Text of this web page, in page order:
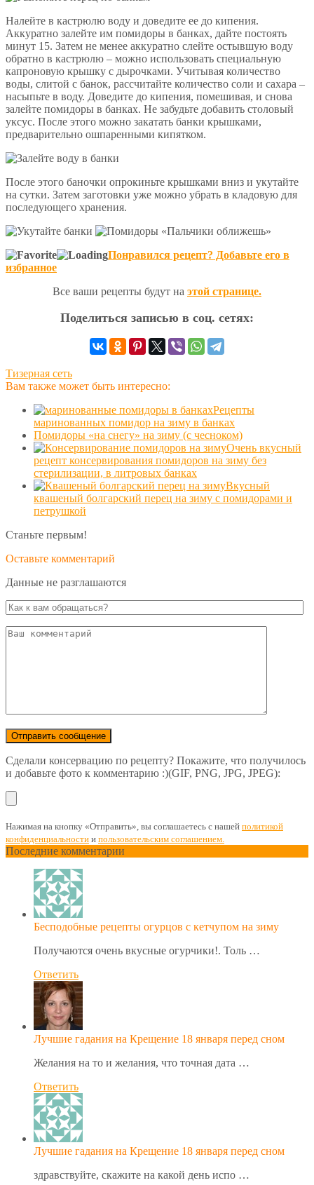
Налейте в кастрюлю воду и доведите ее до кипения.
Аккуратно залейте им помидоры в банках, дайте постоять
минут 15. Затем не менее аккуратно слейте остывшую воду
обратно в кастрюлю – можно использовать специальную
капроновую крышку с дырочками. Учитывая количество
воды, слитой с банок, рассчитайте количество соли и сахара –
насыпьте в воду. Доведите до кипения, помешивая, и снова
залейте помидоры в банках. Не забудьте добавить столовый
уксус. После этого можно закатать банки крышками,
предварительно ошпаренными кипятком.
После этого баночки опрокиньте крышками вниз и укутайте
на сутки. Затем заготовки уже можно убрать в кладовую для
последующего хранения.
Понравился рецепт? Добавьте его в
избранное
Все ваши рецепты будут на этой странице.
Поделиться записью в соц. сетях:
Тизерная сеть
Вам также может быть интересно:
Рецепты
маринованных помидор на зиму в банках
Помидоры «на снегу» на зиму (с чесноком)
Очень вкусный
рецепт консервирования помидоров на зиму без
стерилизации, в литровых банках
Вкусный
квашеный болгарский перец на зиму с помидорами и
петрушкой
Станьте первым!
Оставьте комментарий
Данные не разглашаются
Сделали консервацию по рецепту? Покажите, что получилось
и добавьте фото к комментарию :)(GIF, PNG, JPG, JPEG):
Нажимая на кнопку «Отправить», вы соглашаетесь с нашей политикой
конфиденциальности и пользовательским соглашением.
Последние комментарии
Бесподобные рецепты огурцов с кетчупом на зиму
Получаются очень вкусные огурчики!. Толь …
Ответить
Лучшие гадания на Крещение 18 января перед сном
Желания на то и желания, что точная дата …
Ответить
Лучшие гадания на Крещение 18 января перед сном
здравствуйте, скажите на какой день испо …